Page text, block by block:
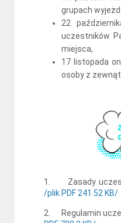
grupach
22
uczestników
miejsca,
17 listopada
osoby z
1. Zasady
/plik PDF 241.52 KB/
2. Regulamin